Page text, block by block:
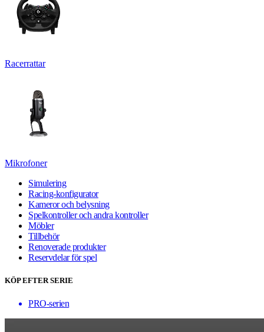
Racerrattar
Mikrofoner
Simulering
Racing-konfigurator
Kameror och belysning
Spelkontroller och andra kontroller
Möbler
Tillbehör
Renoverade produkter
Reservdelar för spel
KÖP EFTER SERIE
PRO-serien